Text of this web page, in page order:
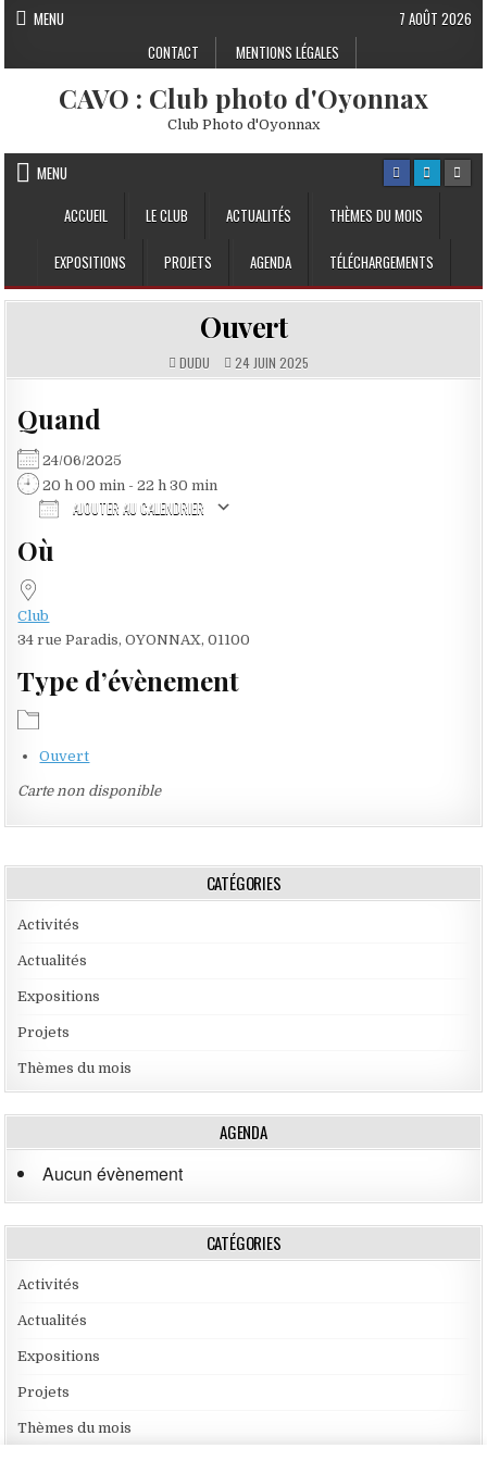
Skip to content
MENU
CONTACT
MENTIONS LÉGALES
7 AOÛT 2026
CAVO : Club photo d'Oyonnax
Club Photo d'Oyonnax
MENU
ACCUEIL
LE CLUB ACTUALITÉS THÈMES DU MOIS
EXPOSITIONS PROJETS AGENDA TÉLÉCHARGEMENTS
Ouvert
DUDU 24 JUIN 2025
Quand
24/06/2025
20 h 00 min - 22 h 30 min
AJOUTER AU CALENDRIER
Où
Club
34 rue Paradis, OYONNAX, 01100
Type d’évènement
Ouvert
Carte non disponible
CATÉGORIES
Activités
Actualités
Expositions
Projets
Thèmes du mois
AGENDA
Aucun évènement
CATÉGORIES
Activités
Actualités
Expositions
Projets
Thèmes du mois